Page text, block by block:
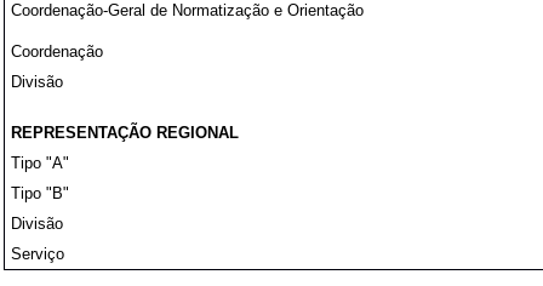
Coordenação-Geral de Normatização e Orientação
Coordenação
Divisão
REPRESENTAÇÃO REGIONAL
Tipo "A"
Tipo "B"
Divisão
Serviço